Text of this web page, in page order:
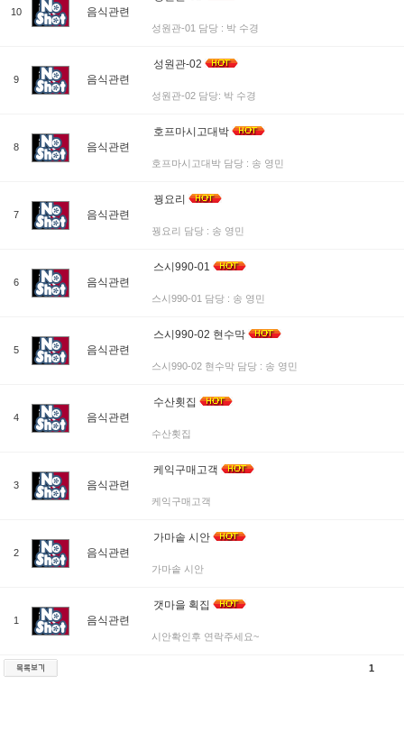
10 음식관련
성원관-01 담당 : 박 수경
9 음식관련
성원관-02
성원관-02 담당: 박 수경
8 음식관련
호프마시고대박
호프마시고대박 담당 : 송 영민
7 음식관련
꿩요리
꿩요리 담당 : 송 영민
6 음식관련
스시990-01
스시990-01 담당 : 송 영민
5 음식관련
스시990-02 현수막
스시990-02 현수막 담당 : 송 영민
4 음식관련
수산횟집
수산횟집
3 음식관련
케익구매고객
케익구매고객
2 음식관련
가마솥 시안
가마솥 시안
1 음식관련
갯마을 획집
시안확인후 연락주세요~
1